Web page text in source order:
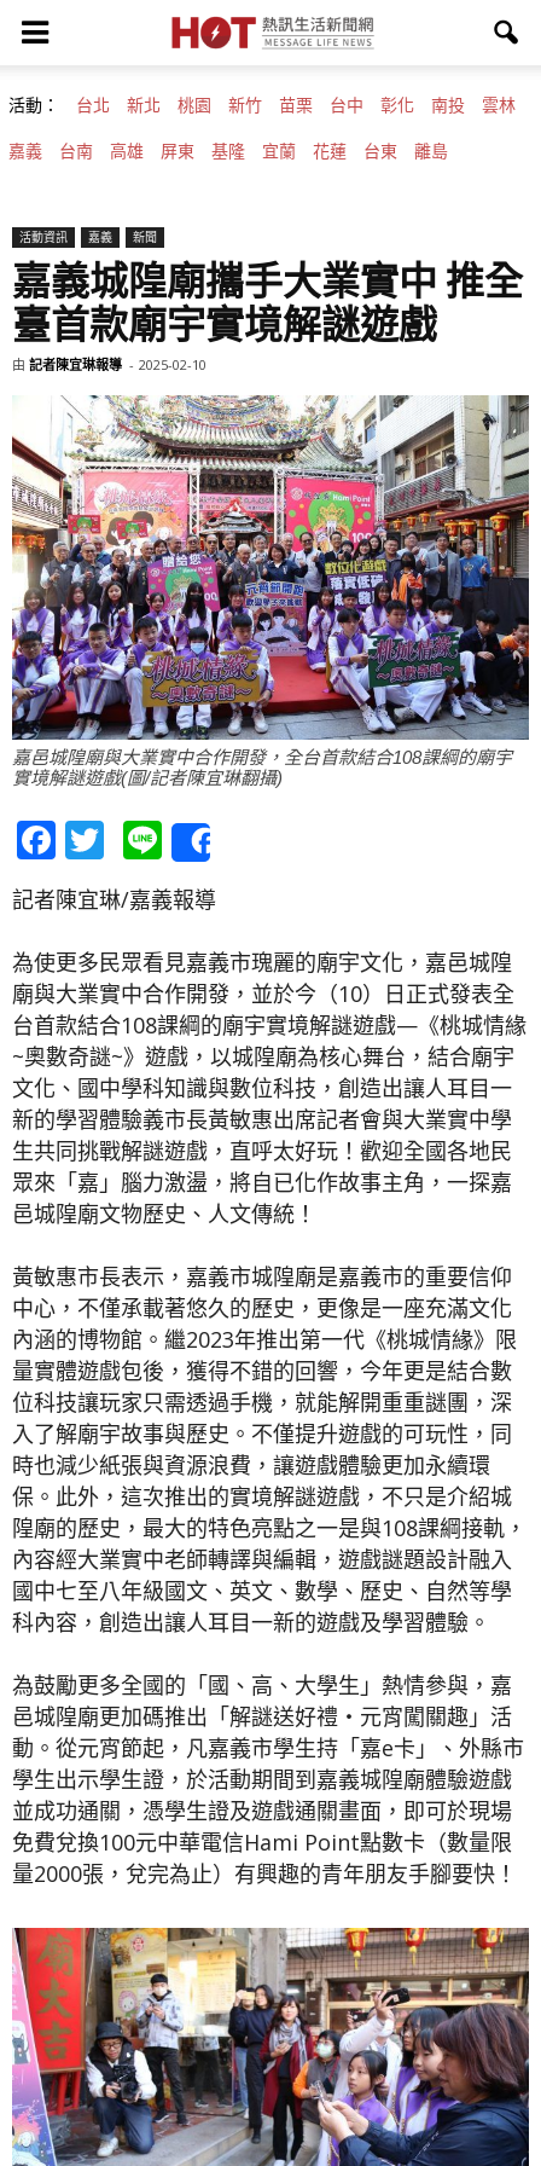
活動： 台北 新北 桃園 新竹 苗栗 台中 彰化 南投 雲林
嘉義 台南 高雄 屏東 基隆 宜蘭 花蓮 台東 離島
活動資訊 嘉義 新聞
嘉義城隍廟攜手大業實中 推全
臺首款廟宇實境解謎遊戲
由 記者陳宜琳報導 - 2025-02-10
嘉邑城隍廟與大業實中合作開發，全台首款結合108課綱的廟宇
實境解謎遊戲(圖/記者陳宜琳翻攝)
Facebook
Twitter
Line
記者陳宜琳/嘉義報導
為使更多民眾看見嘉義市瑰麗的廟宇文化，嘉邑城隍
廟與大業實中合作開發，並於今（10）日正式發表全
台首款結合108課綱的廟宇實境解謎遊戲—《桃城情緣
~奧數奇謎~》遊戲，以城隍廟為核心舞台，結合廟宇
文化、國中學科知識與數位科技，創造出讓人耳目一
新的學習體驗義市長黃敏惠出席記者會與大業實中學
生共同挑戰解謎遊戲，直呼太好玩！歡迎全國各地民
眾來「嘉」腦力激盪，將自已化作故事主角，一探嘉
邑城隍廟文物歷史、人文傳統！
黃敏惠市長表示，嘉義市城隍廟是嘉義市的重要信仰
中心，不僅承載著悠久的歷史，更像是一座充滿文化
內涵的博物館。繼2023年推出第一代《桃城情緣》限
量實體遊戲包後，獲得不錯的回響，今年更是結合數
位科技讓玩家只需透過手機，就能解開重重謎團，深
入了解廟宇故事與歷史。不僅提升遊戲的可玩性，同
時也減少紙張與資源浪費，讓遊戲體驗更加永續環
保。此外，這次推出的實境解謎遊戲，不只是介紹城
隍廟的歷史，最大的特色亮點之一是與108課綱接軌，
內容經大業實中老師轉譯與編輯，遊戲謎題設計融入
國中七至八年級國文、英文、數學、歷史、自然等學
科內容，創造出讓人耳目一新的遊戲及學習體驗。
為鼓勵更多全國的「國、高、大學生」熱情參與，嘉
邑城隍廟更加碼推出「解謎送好禮‧元宵闖關趣」活
動。從元宵節起，凡嘉義市學生持「嘉e卡」、外縣市
學生出示學生證，於活動期間到嘉義城隍廟體驗遊戲
並成功通關，憑學生證及遊戲通關畫面，即可於現場
免費兌換100元中華電信Hami Point點數卡（數量限
量2000張，兌完為止）有興趣的青年朋友手腳要快！